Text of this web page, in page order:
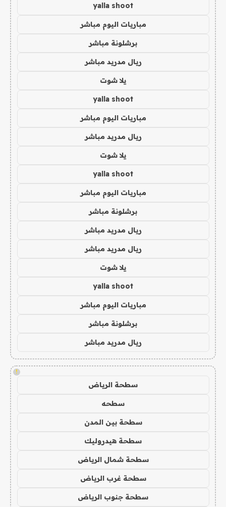
yalla shoot
مباريات اليوم مباشر
برشلونة مباشر
ريال مدريد مباشر
يلا شوت
yalla shoot
مباريات اليوم مباشر
ريال مدريد مباشر
يلا شوت
yalla shoot
مباريات اليوم مباشر
برشلونة مباشر
ريال مدريد مباشر
ريال مدريد مباشر
يلا شوت
yalla shoot
مباريات اليوم مباشر
برشلونة مباشر
ريال مدريد مباشر
!
سطحة الرياض
سطحه
سطحة بين المدن
سطحة هيدروليك
سطحة شمال الرياض
سطحة غرب الرياض
سطحة جنوب الرياض